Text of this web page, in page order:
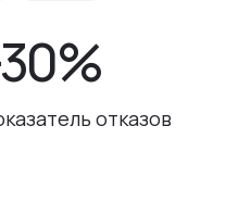
отказов